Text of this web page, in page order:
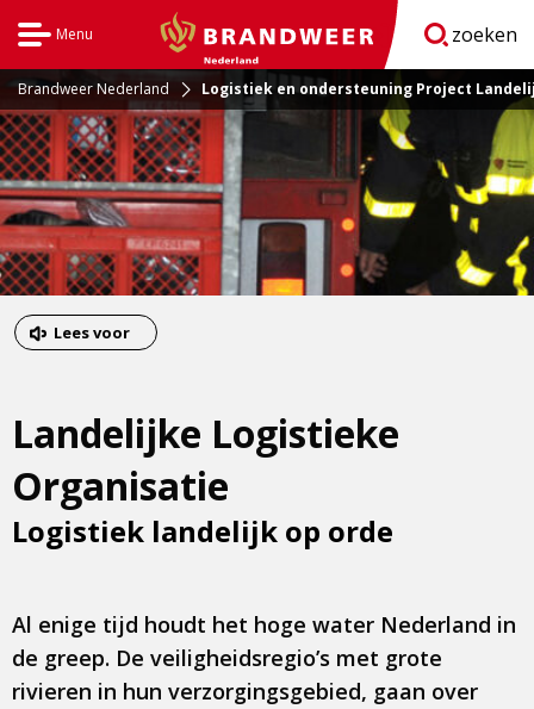
Menu
BrandweerNederland.nl
zoeken
Brandweer Nederland Logistiek en ondersteuning Project
Dit
externe
Lees voor
Landelijke Logistieke
Organisatie
Logistiek landelijk op orde
Al enige tijd houdt het hoge water Nederland in
de greep. De veiligheidsregio’s met grote
rivieren in hun verzorgingsgebied, gaan over